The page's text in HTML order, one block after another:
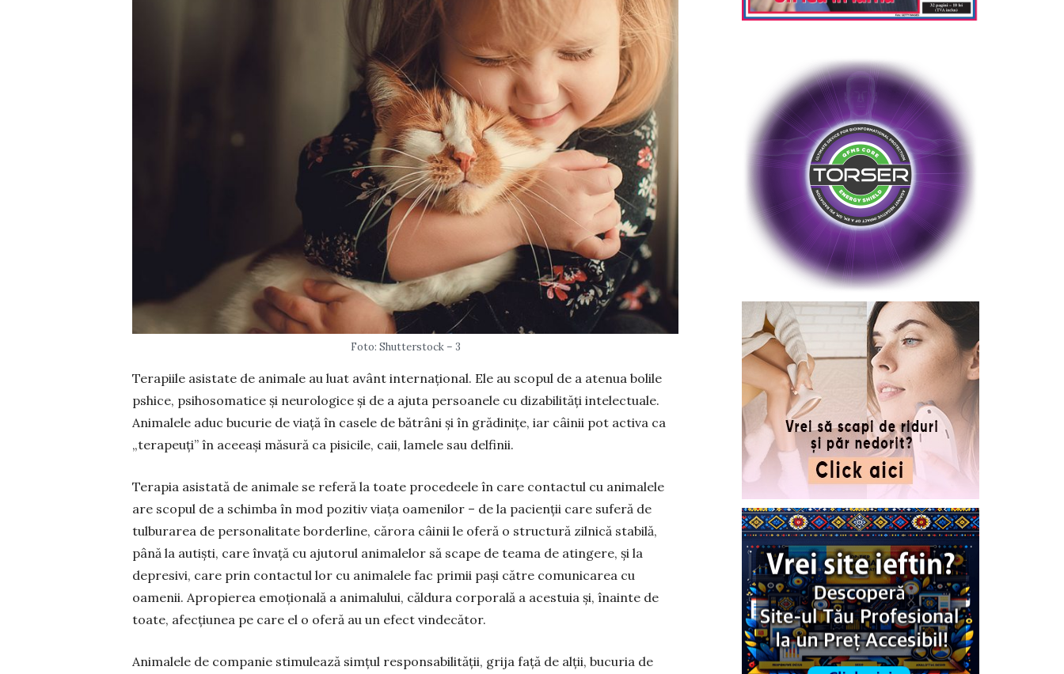
Foto: Shutterstock – 3
Terapiile asistate de animale au luat avânt internațional. Ele au scopul de a atenua bolile
pshice, psihosomatice și neurologice și de a ajuta persoanele cu dizabilități intelectuale.
Animalele aduc bucurie de viață în casele de bătrâni și în grădinițe, iar câinii pot activa ca
„terapeuți” în aceeași măsură ca pisicile, caii, lamele sau delfinii.
Terapia asistată de animale se referă la toate procedeele în care contactul cu animalele
are scopul de a schimba în mod pozitiv viața oa­menilor – de la pacienții care suferă de
tulbu­rarea de personalitate borderline, cărora câinii le oferă o structură zilnică stabilă,
până la autiști, care învață cu ajutorul animalelor să scape de teama de atingere, și la
depresivi, care prin contactul lor cu animalele fac primii pași către comunicarea cu
oamenii. Apropierea emoțională a animalului, căldura corporală a acestuia și, îna­inte de
toate, afecțiunea pe care el o oferă au un efect vin­decător.
Animalele de com­panie sti­mu­lează sim­țul responsa­bi­li­tății, grija față de al­ții, bucuria de